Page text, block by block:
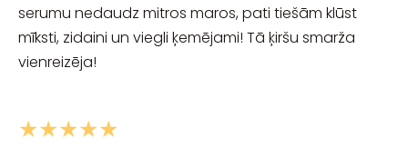
serumu nedaudz mitros maros, pati tiešām klūst
mīksti, zidaini un viegli ķemējami! Tā ķiršu smarža
vienreizēja!
★★★★★